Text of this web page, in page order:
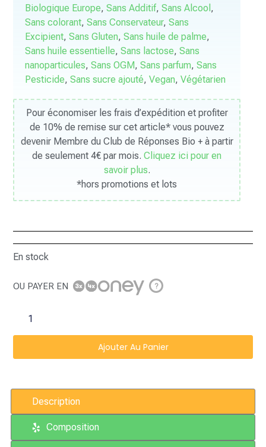
Biologique Europe,Sans Additif,Sans Alcool ,
Sans colorant,Sans Conservateur,Sans
Excipient,Sans Gluten,Sans huile de palme,
Sans huile essentielle,Sans lactose,Sans
nanoparticules,Sans OGM,Sans parfum,Sans
Pesticide,Sans sucre ajouté,Vegan,Végétarien
Pour économiser les frais d’expédition et profiter
de 10% de remise sur cet article* vous pouvez
devenir Membre du Club de Réponses Bio + à partir
de seulement 4€ par mois.Cliquez ici pour en
savoir plus.
*hors promotions et lots
En stock
OU PAYER EN ?
Ajouter Au Panier
Description
Composition